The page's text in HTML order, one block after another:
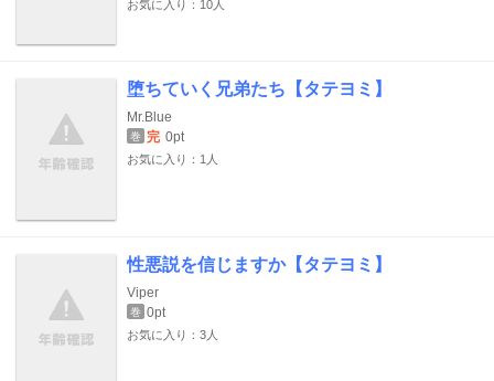
お気に入り：10人
堕ちていく兄弟たち【タテヨミ】
Mr.Blue
巻 完 0pt
お気に入り：1人
性悪説を信じますか【タテヨミ】
Viper
巻 0pt
お気に入り：3人